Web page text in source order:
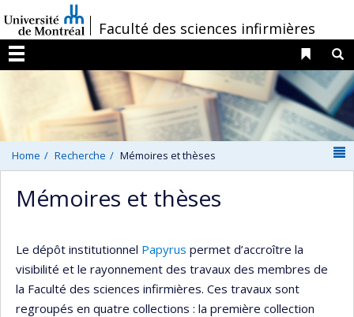
au
contenu
/Faculté des sciences infirmières
Menu
Liens
Home Recherche Mémoires et thèses
Mémoires et thèses
Le dépôt institutionnel Papyrus permet d’accroître la
visibilité et le rayonnement des travaux des membres de
la Faculté des sciences infirmières. Ces travaux sont
regroupés en quatre collections : la première collection